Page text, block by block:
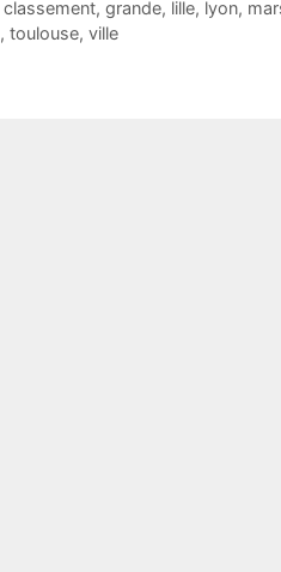
classement, grande, lille, lyon,
, toulouse, ville